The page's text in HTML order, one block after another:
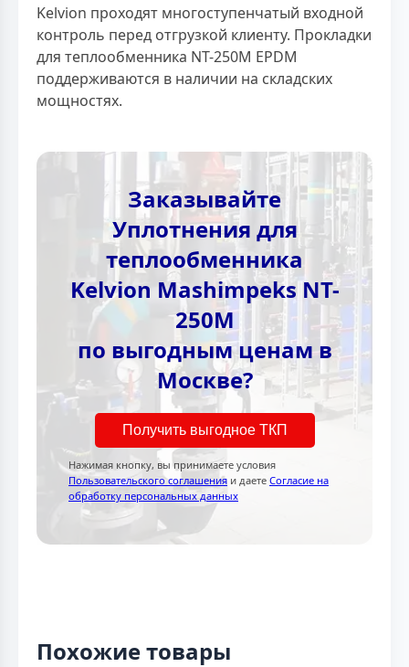
Kelvion проходят многоступенчатый входной
контроль перед отгрузкой клиенту. Прокладки
для теплообменника NT-250M EPDM
поддерживаются в наличии на складских
мощностях.
Заказывайте
Уплотнения для
теплообменника
Kelvion Mashimpeks NT-
250M
по выгодным ценам в
Москве?
Получить выгодное ТКП
Нажимая кнопку, вы принимаете условия
Пользовательского соглашения и даете Согласие на
обработку персональных данных
Похожие товары